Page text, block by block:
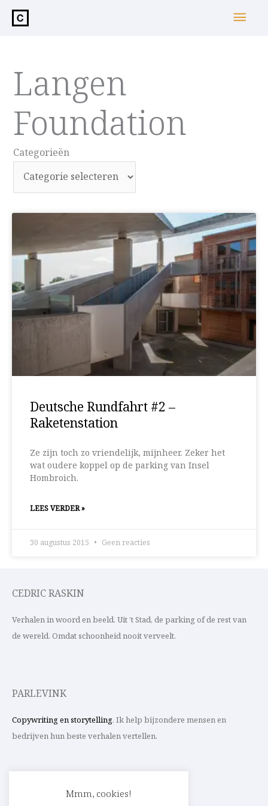
inhoud
Langen
Foundation
Categorieën
Categorieën
Deutsche Rundfahrt #2 –
Raketenstation
Ze zijn toch zo vriendelijk, mijnheer. Zeker het
wat oudere koppel op de parking van Insel
Hombroich.
LEES VERDER »
30 augustus 2015 Geen reacties
CEDRIC RASKIN
Verhalen in woord en beeld. Uit ’t Stad, de parking of de rest van
de wereld. Omdat schoonheid nooit verveelt.
PARLEVINK
Copywriting en storytelling. Ik help bijzondere mensen en
bedrijven hun beste verhalen vertellen.
Mmm, cookies!